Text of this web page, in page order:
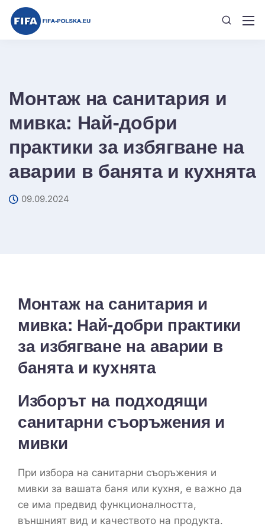
Монтаж на санитария и
мивка: Най-добри
практики за избягване на
аварии в банята и кухнята
09.09.2024
Монтаж на санитария и
мивка: Най-добри практики
за избягване на аварии в
банята и кухнята
Изборът на подходящи
санитарни съоръжения и
мивки
При избора на санитарни съоръжения и
мивки за вашата баня или кухня, е важно да
се има предвид функционалността,
външният вид и качеството на продукта.